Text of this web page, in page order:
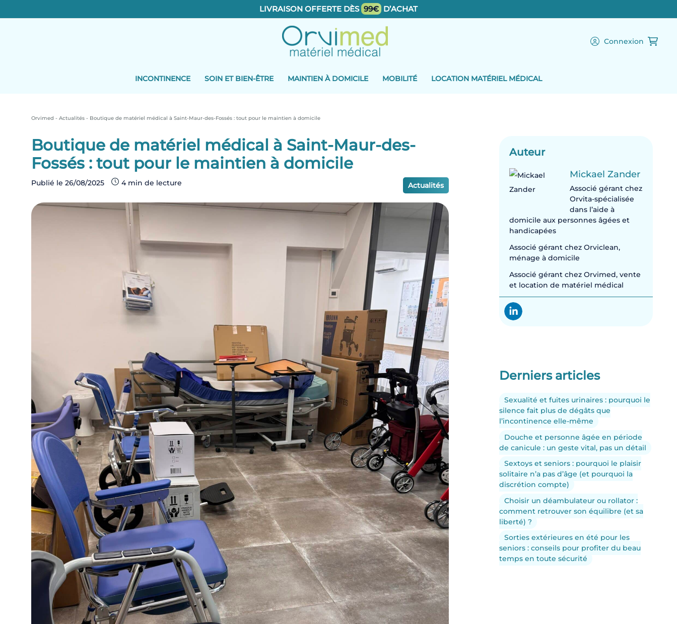
to
LIVRAISON OFFERTE DÈS 99€ D’ACHAT
Connexion
INCONTINENCE SOIN ET BIEN-ÊTRE MAINTIEN À DOMICILE MOBILITÉ LOCATION MATÉRIEL MÉDICAL
Orvimed - Actualités - Boutique de matériel médical à Saint-Maur-des-Fossés : tout pour le maintien à domicile
Boutique de matériel médical à Saint-Maur-des-
Fossés : tout pour le maintien à domicile
Publié le 26/08/2025 Actualités
Auteur
Mickael Zander
Associé gérant chez
Orvita-spécialisée
dans l’aide à
domicile aux personnes âgées et
handicapées
Associé gérant chez Orviclean,
ménage à domicile
Associé gérant chez Orvimed, vente
et location de matériel médical
Derniers articles
Sexualité et fuites urinaires : pourquoi le
silence fait plus de dégâts que
l’incontinence elle-même
Douche et personne âgée en période
de canicule : un geste vital, pas un détail
Sextoys et seniors : pourquoi le plaisir
solitaire n’a pas d’âge (et pourquoi la
discrétion compte)
Choisir un déambulateur ou rollator :
comment retrouver son équilibre (et sa
liberté) ?
Sorties extérieures en été pour les
seniors : conseils pour profiter du beau
temps en toute sécurité